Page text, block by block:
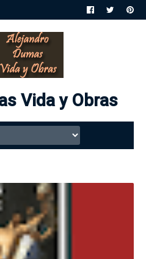
Vida y Obras